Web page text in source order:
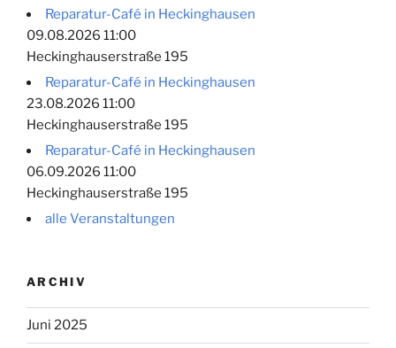
Reparatur-Café in Heckinghausen
09.08.2026 11:00
Heckinghauserstraße 195
Reparatur-Café in Heckinghausen
23.08.2026 11:00
Heckinghauserstraße 195
Reparatur-Café in Heckinghausen
06.09.2026 11:00
Heckinghauserstraße 195
alle Veranstaltungen
ARCHIV
Juni 2025